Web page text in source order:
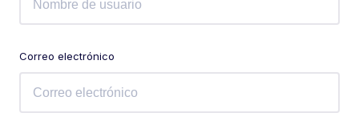
Correo electrónico